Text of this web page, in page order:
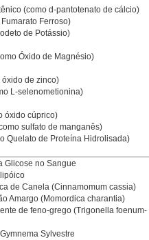
(como d-pantotenato de cálcio)
Ferroso)
de Potássio)
Óxido de Magnésio)
óxido de zinco)
L-selenometionina)
óxido cúprico)
sulfato de manganês)
Quelato de Proteína Hidrolisada)
Glicose no Sangue
de Canela (Cinnamomum cassia)
Amargo (Momordica charantia)
de feno-grego (Trigonella foenum-
Sylvestre